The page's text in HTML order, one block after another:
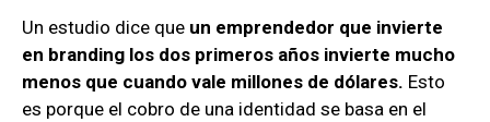
Un estudio dice que un emprendedor que invierte
en branding los dos primeros años invierte mucho
menos que cuando vale millones de dólares. Esto
es porque el cobro de una identidad se basa en el